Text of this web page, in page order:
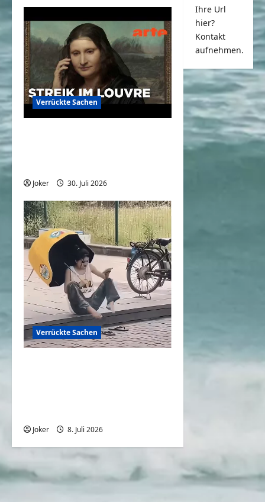
Verrückte Sachen
Joker 30. Juli 2026
Verrückte Sachen
Joker 8. Juli 2026
Ihre Url
hier?
Kontakt
aufnehmen.